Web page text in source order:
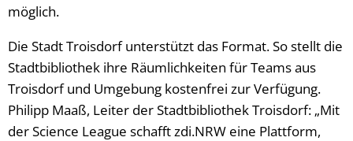
möglich.
Die Stadt Troisdorf unterstützt das Format. So stellt die
Stadtbibliothek ihre Räumlichkeiten für Teams aus
Troisdorf und Umgebung kostenfrei zur Verfügung.
Philipp Maaß, Leiter der Stadtbibliothek Troisdorf: „Mit
der Science League schafft zdi.NRW eine Plattform,